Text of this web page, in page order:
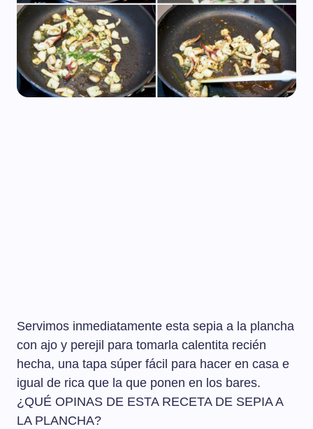
Servimos inmediatamente esta sepia a la plancha
con ajo y perejil para tomarla calentita recién
hecha, una tapa súper fácil para hacer en casa e
igual de rica que la que ponen en los bares.
¿QUÉ OPINAS DE ESTA RECETA DE SEPIA A
LA PLANCHA?